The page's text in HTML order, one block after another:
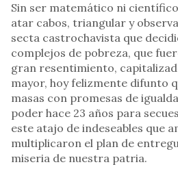
Sin ser matemático ni
atar cabos, triangular y
secta castrochavista que
complejos de pobreza, que
gran resentimiento,
mayor, hoy felizmente difunto
masas con promesas de
poder hace 23 años para
este atajo de indeseables que
multiplicaron el plan de
miseria de nuestra patria.